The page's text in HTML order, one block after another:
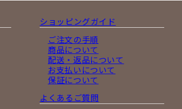
ショッピングガイド
ご注文の手順
商品について
配送・返品について
お支払いについて
保証について
よくあるご質問